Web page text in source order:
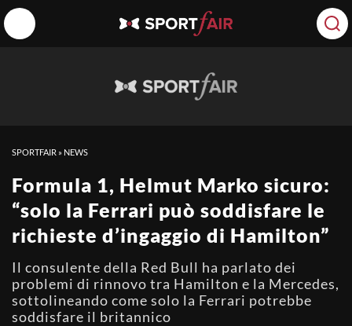
SPORTFAIR » NEWS
Formula 1, Helmut Marko sicuro:
“solo la Ferrari può soddisfare le
richieste d’ingaggio di Hamilton”
Il consulente della Red Bull ha parlato dei
problemi di rinnovo tra Hamilton e la Mercedes,
sottolineando come solo la Ferrari potrebbe
soddisfare il britannico